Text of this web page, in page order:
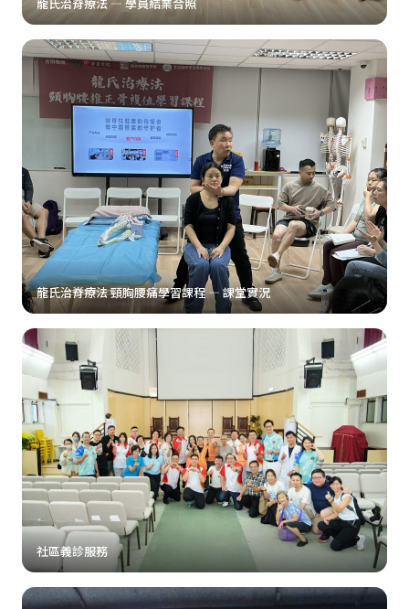
龍氏治脊療法 頸胸腰痛學習課程 — 課堂實況
社區義診服務